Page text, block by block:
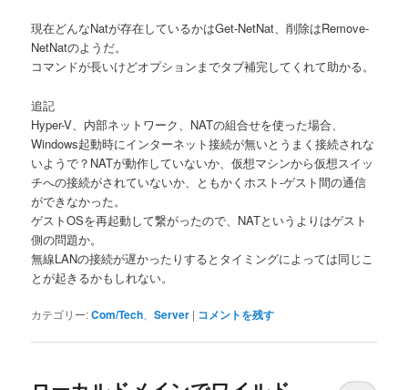
現在どんなNatが存在しているかはGet-NetNat、削除はRemove-
NetNatのようだ。
コマンドが長いけどオプションまでタブ補完してくれて助かる。
追記
Hyper-V、内部ネットワーク、NATの組合せを使った場合、
Windows起動時にインターネット接続が無いとうまく接続されな
いようで？NATが動作していないか、仮想マシンから仮想スイッ
チへの接続がされていないか、ともかくホスト-ゲスト間の通信
ができなかった。
ゲストOSを再起動して繋がったので、NATというよりはゲスト
側の問題か。
無線LANの接続が遅かったりするとタイミングによっては同じこ
とが起きるかもしれない。
カテゴリー:Com/Tech 、Server | コメントを残す